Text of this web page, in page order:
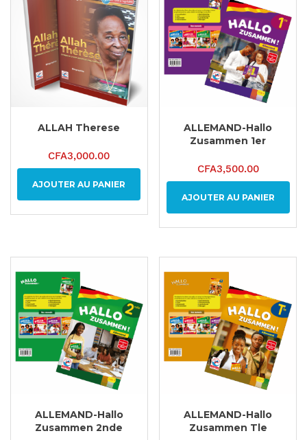
ALLAH Therese
CFA3,000.00
AJOUTER AU PANIER
ALLEMAND-Hallo
Zusammen 1er
CFA3,500.00
AJOUTER AU PANIER
ALLEMAND-Hallo
Zusammen 2nde
ALLEMAND-Hallo
Zusammen Tle